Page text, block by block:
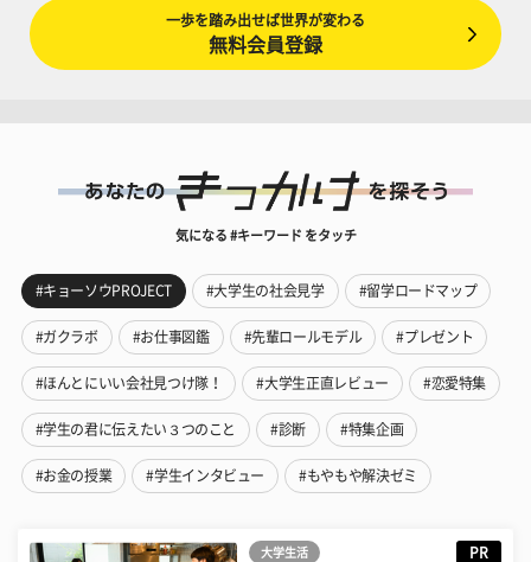
一歩を踏み出せば世界が変わる
無料会員登録
気になる #キーワード をタッチ
#キョーソウPROJECT #大学生の社会見学 #留学ロードマップ
#ガクラボ #お仕事図鑑 #先輩ロールモデル #プレゼント
#ほんとにいい会社見つけ隊！ #大学生正直レビュー #恋愛特集
#学生の君に伝えたい３つのこと #診断 #特集企画
#お金の授業 #学生インタビュー #もやもや解決ゼミ
大学生活 PR